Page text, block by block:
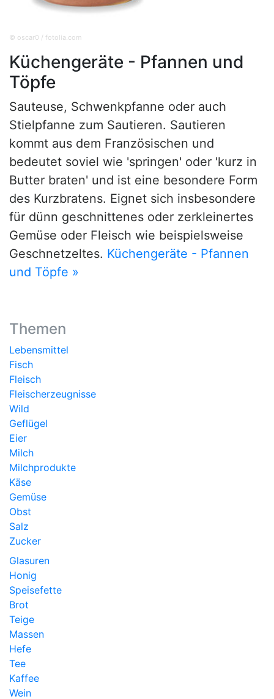
© oscar0 / fotolia.com
Küchengeräte - Pfannen und
Töpfe
Sauteuse, Schwenkpfanne oder auch
Stielpfanne zum Sautieren. Sautieren
kommt aus dem Französischen und
bedeutet soviel wie 'springen' oder 'kurz in
Butter braten' und ist eine besondere Form
des Kurzbratens. Eignet sich insbesondere
für dünn geschnittenes oder zerkleinertes
Gemüse oder Fleisch wie beispielsweise
Geschnetzeltes. Küchengeräte - Pfannen
und Töpfe »
Themen
Lebensmittel
Fisch
Fleisch
Fleischerzeugnisse
Wild
Geflügel
Eier
Milch
Milchprodukte
Käse
Gemüse
Obst
Salz
Zucker
Glasuren
Honig
Speisefette
Brot
Teige
Massen
Hefe
Tee
Kaffee
Wein